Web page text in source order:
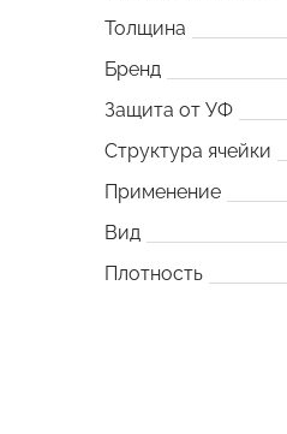
Толщина
Бренд
Защита от УФ
Структура ячейки
Применение
Вид
Плотность